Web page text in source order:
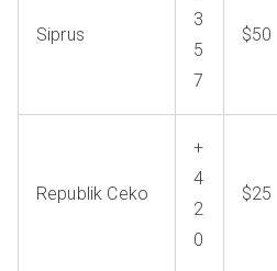
Siprus
3
5
7
$50
Republik Ceko
+
4
2
0
$25